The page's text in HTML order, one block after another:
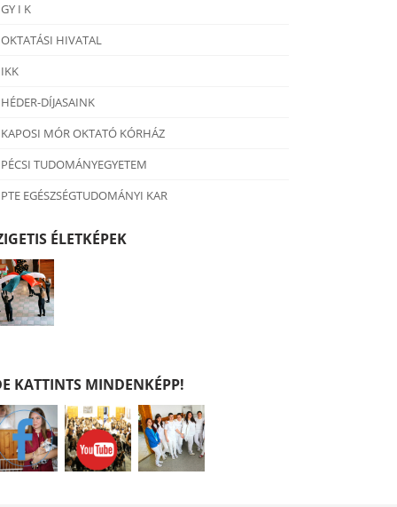
GY I K
OKTATÁSI HIVATAL
IKK
HÉDER-DÍJASAINK
KAPOSI MÓR OKTATÓ KÓRHÁZ
PÉCSI TUDOMÁNYEGYETEM
PTE EGÉSZSÉGTUDOMÁNYI KAR
ÉLETKÉPEK
KATTINTS MINDENKÉPP!